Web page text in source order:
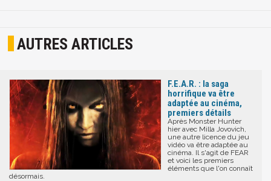
AUTRES ARTICLES
F.E.A.R. : la saga
horrifique va être
adaptée au cinéma,
premiers détails
Après Monster Hunter
hier avec Milla Jovovich,
une autre licence du jeu
vidéo va être adaptée au
cinéma. Il s'agit de FEAR
et voici les premiers
éléments que l'on connaît
désormais.